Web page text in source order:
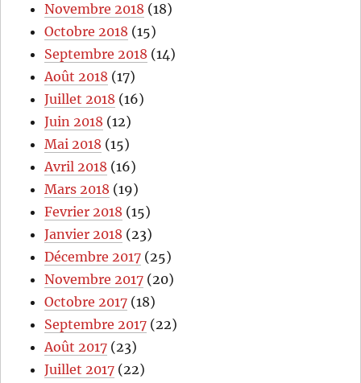
Novembre 2018 (18)
Octobre 2018 (15)
Septembre 2018 (14)
Août 2018 (17)
Juillet 2018 (16)
Juin 2018 (12)
Mai 2018 (15)
Avril 2018 (16)
Mars 2018 (19)
Fevrier 2018 (15)
Janvier 2018 (23)
Décembre 2017 (25)
Novembre 2017 (20)
Octobre 2017 (18)
Septembre 2017 (22)
Août 2017 (23)
Juillet 2017 (22)